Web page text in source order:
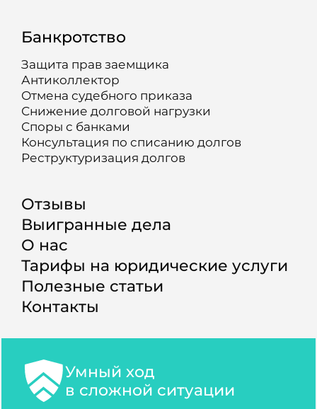
Банкротство
Защита прав заемщика
Антиколлектор
Отмена судебного приказа
Снижение долговой нагрузки
Споры с банками
Консультация по списанию долгов
Реструктуризация долгов
Отзывы
Выигранные дела
О нас
Тарифы на юридические услуги
Полезные статьи
Контакты
Умный ход
в сложной ситуации